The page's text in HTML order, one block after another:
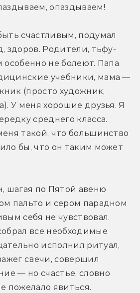
опаздываем!
счастливым, подумал
здоров. Родители, тьфу-
особенно не болеют. Папа
учебники, мама —
(просто художник,
У меня хорошие друзья. Я
среднего класса.
такой, что большинство
бы, что он таким может
шагая по Пятой авеню
пальто и сером парадном
себя не чувствовал.
все необходимые
исполнил ритуал,
свечи, совершил
— но счастье, словно
пожелало явиться.